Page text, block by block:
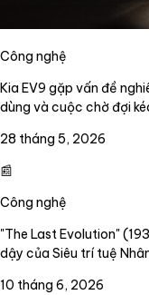
Công nghệ
Kia EV9 gặp vấn đề
dùng và cuộc chờ đợi
28 tháng 5, 2026
📰
Công nghệ
"The Last Evolution"
dậy của Siêu trí tuệ
10 tháng 6, 2026